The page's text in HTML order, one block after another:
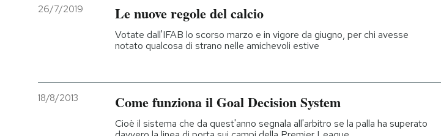
AREA PERSONALE
26/7/2019 Le nuove regole del calcio
Votate dall'IFAB lo scorso marzo e in vigore da giugno, per chi avesse
notato qualcosa di strano nelle amichevoli estive
18/8/2013 Come funziona il Goal Decision System
Cioè il sistema che da quest'anno segnala all'arbitro se la palla ha superato